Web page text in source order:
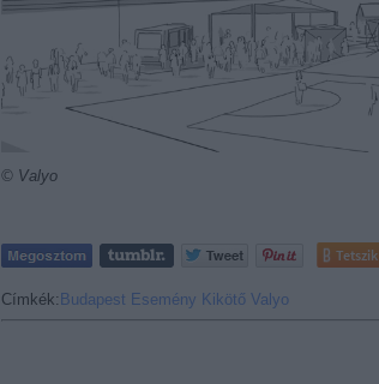
© Valyo
Tetszik
Címkék: Budapest Esemény Kikötő Valyo